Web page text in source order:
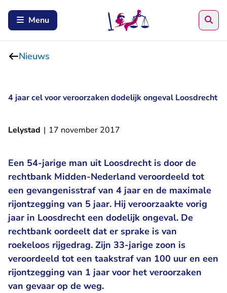
Menu
Nieuws
4 jaar cel voor veroorzaken dodelijk ongeval Loosdrecht
Lelystad | 17 november 2017
Een 54-jarige man uit Loosdrecht is door de
rechtbank Midden-Nederland veroordeeld tot
een gevangenisstraf van 4 jaar en de maximale
rijontzegging van 5 jaar. Hij veroorzaakte vorig
jaar in Loosdrecht een dodelijk ongeval. De
rechtbank oordeelt dat er sprake is van
roekeloos rijgedrag. Zijn 33-jarige zoon is
veroordeeld tot een taakstraf van 100 uur en een
rijontzegging van 1 jaar voor het veroorzaken
van gevaar op de weg.